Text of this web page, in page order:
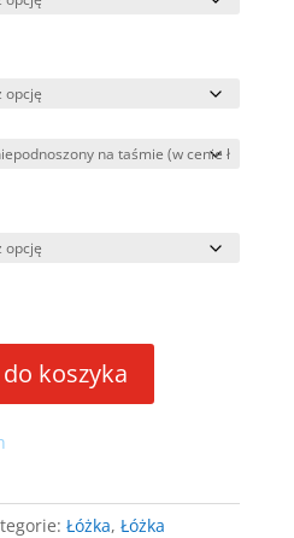
koszyka
Łóżka, Łóżka